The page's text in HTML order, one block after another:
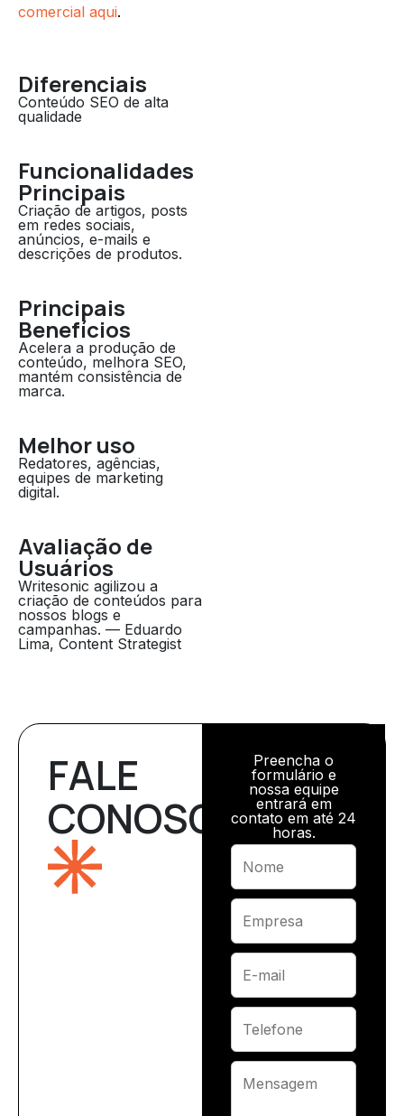
comercial aqui.
Diferenciais
Conteúdo SEO de alta
qualidade
Funcionalidades
Principais
Criação de artigos, posts
em redes sociais,
anúncios, e-mails e
descrições de produtos.
Principais
Benefícios
Acelera a produção de
conteúdo, melhora SEO,
mantém consistência de
marca.
Melhor uso
Redatores, agências,
equipes de marketing
digital.
Avaliação de
Usuários
Writesonic agilizou a
criação de conteúdos para
nossos blogs e
campanhas. — Eduardo
Lima, Content Strategist
FALE
CONOSCO
Preencha o
formulário e
nossa equipe
entrará em
contato em até 24
horas.